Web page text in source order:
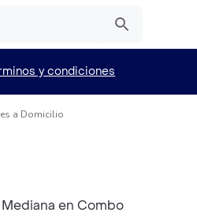
y condiciones
a Domicilio
Mediana en Combo